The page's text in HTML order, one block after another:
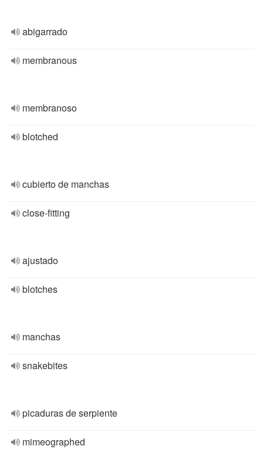
abigarrado
membranous
membranoso
blotched
cubierto de manchas
close-fitting
ajustado
blotches
manchas
snakebites
picaduras de serpiente
mimeographed